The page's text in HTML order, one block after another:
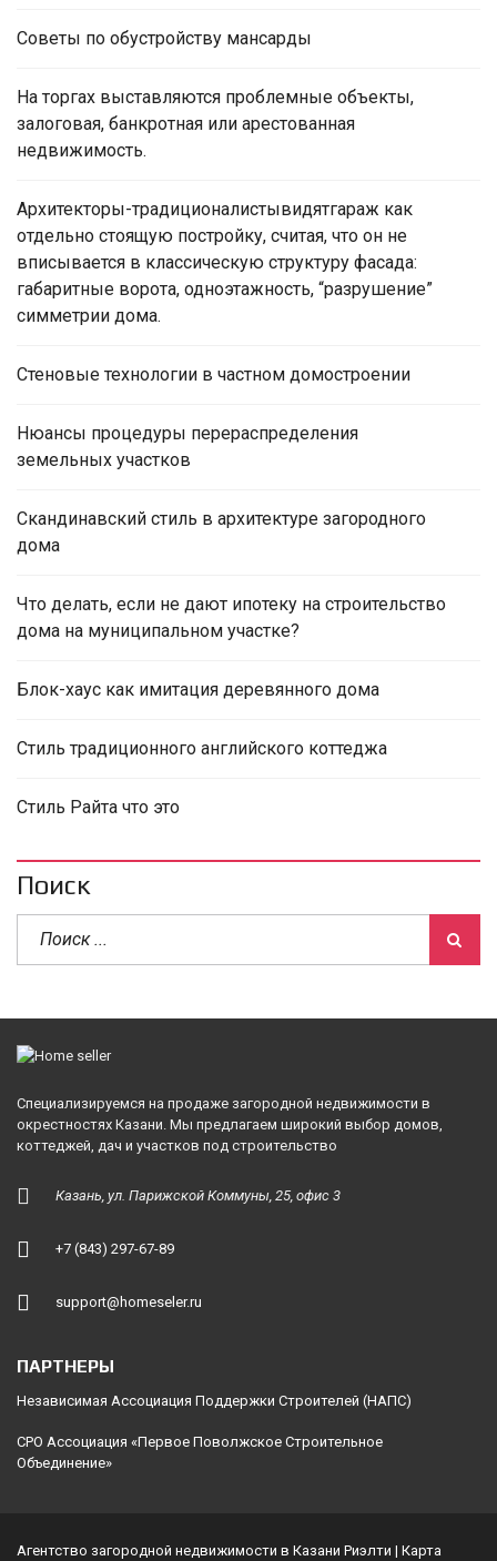
Советы по обустройству мансарды
На торгах выставляются проблемные объекты,
залоговая, банкротная или арестованная
недвижимость.
Архитекторы-традиционалистывидятгараж как
отдельно стоящую постройку, считая, что он не
вписывается в классическую структуру фасада:
габаритные ворота, одноэтажность, “разрушение”
симметрии дома.
Стеновые технологии в частном домостроении
Нюансы процедуры перераспределения
земельных участков
Скандинавский стиль в архитектуре загородного
дома
Что делать, если не дают ипотеку на строительство
дома на муниципальном участке?
Блок-хаус как имитация деревянного дома
Стиль традиционного английского коттеджа
Стиль Райта что это
Поиск
Специализируемся на продаже загородной недвижимости в
окрестностях Казани. Мы предлагаем широкий выбор домов,
коттеджей, дач и участков под строительство
Казань, ул. Парижской Коммуны, 25, офис 3
+7 (843) 297-67-89
support@homeseler.ru
ПАРТНЕРЫ
Независимая Ассоциация Поддержки Строителей (НАПС)
СРО Ассоциация «Первое Поволжское Строительное
Объединение»
Агентство загородной недвижимости в Казани Риэлти | Карта